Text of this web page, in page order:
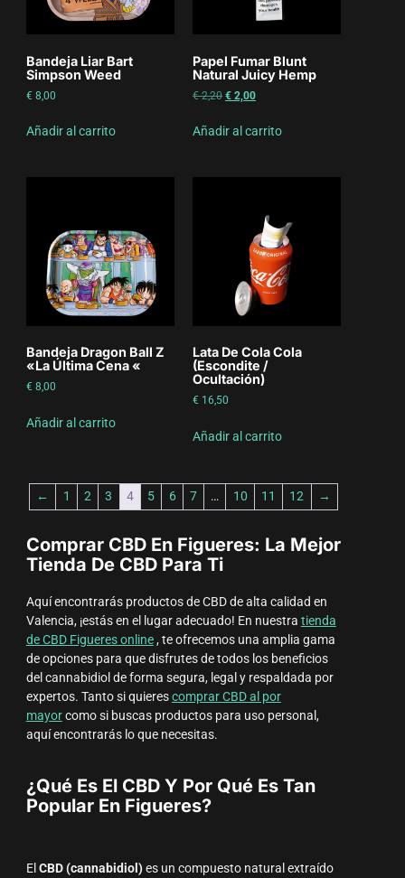
Bandeja Liar Bart
Simpson Weed
€ 8,00
Añadir al carrito
Papel Fumar Blunt
Natural Juicy Hemp
€2,20 € 2,00
Añadir al carrito
Bandeja Dragon Ball Z
«La Última Cena «
€ 8,00
Añadir al carrito
Lata De Cola Cola
(Escondite /
Ocultación)
€ 16,50
Añadir al carrito
← 1 2 3 4 5 6 7 … 10 11 12 →
Comprar CBD En Figueres: La Mejor
Tienda De CBD Para Ti
Aquí encontrarás productos de CBD de alta calidad en
Valencia, ¡estás en el lugar adecuado! En nuestra tienda
de CBD Figueres online, te ofrecemos una amplia gama
de opciones para que disfrutes de todos los beneficios
del cannabidiol de forma segura, legal y respaldada por
expertos. Tanto si quierescomprar CBD al por
mayorcomo si buscas productos para uso personal,
aquí encontrarás lo que necesitas.
¿Qué Es El CBD Y Por Qué Es Tan
Popular En Figueres?
El CBD (cannabidiol)es un compuesto natural extraído